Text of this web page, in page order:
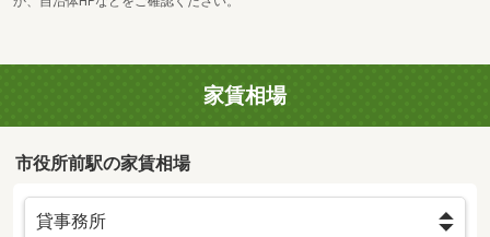
家賃相場
市役所前駅の家賃相場